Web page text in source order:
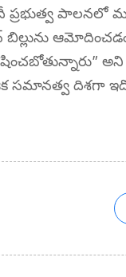
పాలనలో
బిల్లును
అని
సమానత్వ దిశగా